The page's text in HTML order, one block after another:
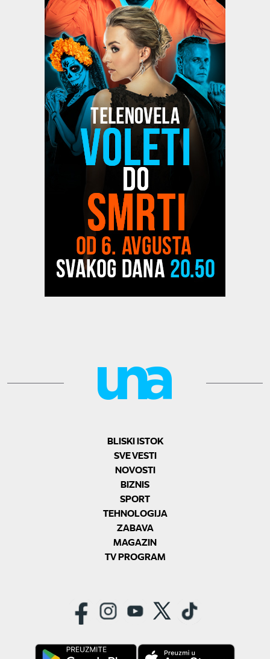
BLISKI ISTOK
SVE VESTI
NOVOSTI
BIZNIS
SPORT
TEHNOLOGIJA
ZABAVA
MAGAZIN
TV PROGRAM